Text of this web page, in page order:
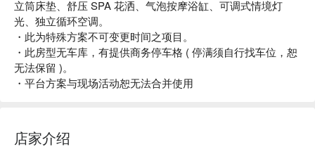
立筒床垫、舒压 SPA 花洒、气泡按摩浴缸、可调式情境灯
光、独立循环空调。
・此为特殊方案不可变更时间之项目。
・此房型无车库，有提供商务停车格 ( 停满须自行找车位，恕
无法保留 )。
・平台方案与现场活动恕无法合并使用
店家介绍